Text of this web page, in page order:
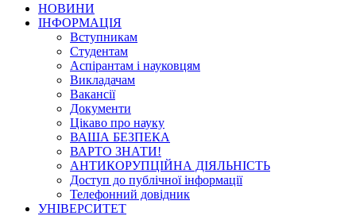
НОВИНИ
ІНФОРМАЦІЯ
Вступникам
Студентам
Аспірантам і науковцям
Викладачам
Вакансії
Документи
Цікаво про науку
ВАША БЕЗПЕКА
ВАРТО ЗНАТИ!
АНТИКОРУПЦІЙНА ДІЯЛЬНІСТЬ
Доступ до публічної інформації
Телефонний довідник
УНІВЕРСИТЕТ